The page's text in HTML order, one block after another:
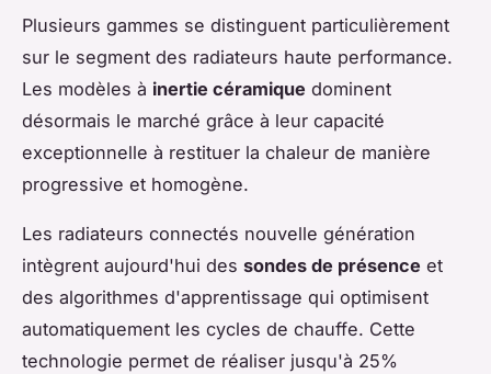
Plusieurs gammes se distinguent particulièrement
sur le segment des radiateurs haute performance.
Les modèles à inertie céramique dominent
désormais le marché grâce à leur capacité
exceptionnelle à restituer la chaleur de manière
progressive et homogène.
Les radiateurs connectés nouvelle génération
intègrent aujourd'hui des sondes de présence et
des algorithmes d'apprentissage qui optimisent
automatiquement les cycles de chauffe. Cette
technologie permet de réaliser jusqu'à 25%